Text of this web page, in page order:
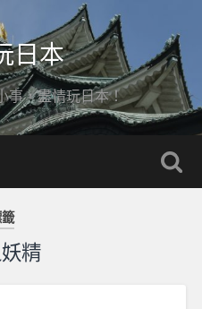
日本
事，盡情玩日本！
精